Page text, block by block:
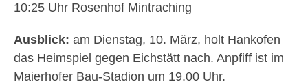
10:25 Uhr Rosenhof Mintraching
Ausblick: am Dienstag, 10. März, holt Hankofen
das Heimspiel gegen Eichstätt nach. Anpfiff ist im
Maierhofer Bau-Stadion um 19.00 Uhr.